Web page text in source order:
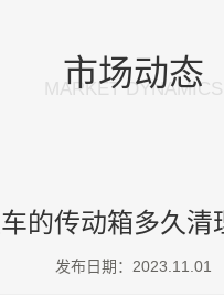
市场动态
MARKET DYNAMICS
的传动箱多久清
发布日期：2023.11.01